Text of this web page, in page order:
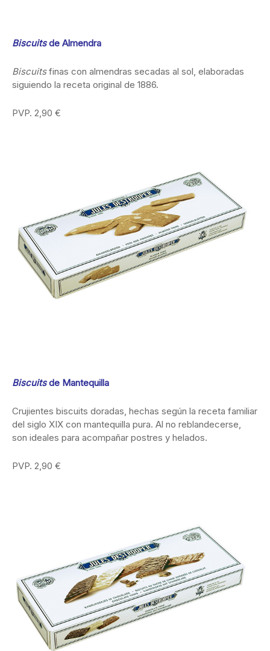
Biscuitsde Almendra
Biscuitsfinas con almendras secadas al sol, elaboradas
siguiendo la receta original de 1886.
PVP. 2,90 €
Biscuitsde Mantequilla
Crujientes biscuits doradas, hechas según la receta familiar
del siglo XIX con mantequilla pura. Al no reblandecerse,
son ideales para acompañar postres y helados.
PVP. 2,90 €